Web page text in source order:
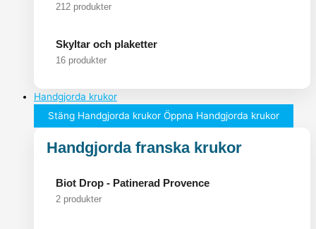
212 produkter
Skyltar och plaketter
16 produkter
Handgjorda krukor
Stäng Handgjorda krukor Öppna Handgjorda krukor
Handgjorda franska krukor
Biot Drop - Patinerad Provence
2 produkter